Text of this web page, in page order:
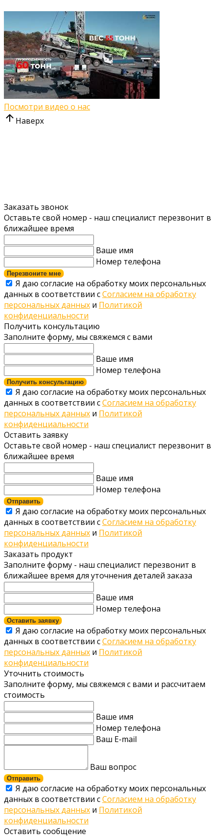
Посмотри видео о нас
Наверх
Заказать звонок
Оставьте свой номер - наш специалист перезвонит в
ближайшее время
Ваше имя
Номер телефона
Перезвоните мне
Я даю согласие на обработку моих персональных
данных в соответствии сСогласием на обработку
персональных данных и Политикой
конфиденциальности
Получить консультацию
Заполните форму, мы свяжемся с вами
Ваше имя
Номер телефона
Получить консультацию
Я даю согласие на обработку моих персональных
данных в соответствии сСогласием на обработку
персональных данных и Политикой
конфиденциальности
Оставить заявку
Оставьте свой номер - наш специалист перезвонит в
ближайшее время
Ваше имя
Номер телефона
Отправить
Я даю согласие на обработку моих персональных
данных в соответствии сСогласием на обработку
персональных данных и Политикой
конфиденциальности
Заказать продукт
Заполните форму - наш специалист перезвонит в
ближайшее время для уточнения деталей заказа
Ваше имя
Номер телефона
Оставить заявку
Я даю согласие на обработку моих персональных
данных в соответствии сСогласием на обработку
персональных данных и Политикой
конфиденциальности
Уточнить стоимость
Заполните форму, мы свяжемся с вами и рассчитаем
стоимость
Ваше имя
Номер телефона
Ваш E-mail
Ваш вопрос
Отправить
Я даю согласие на обработку моих персональных
данных в соответствии сСогласием на обработку
персональных данных и Политикой
конфиденциальности
Оставить сообщение